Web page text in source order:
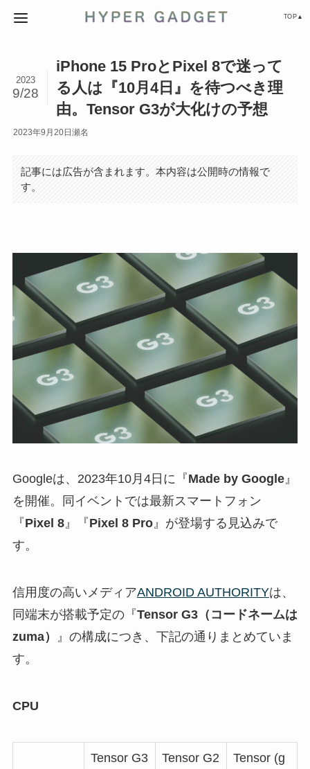
TOP▲
iPhone 15 ProとPixel 8で迷って
る人は『10月4日』を待つべき理
由。Tensor G3が大化けの予想
2023
9/28
2023年9月20日 瀬名
記事には広告が含まれます。本内容は公開時の情報で
す。
Googleは、2023年10月4日に『Made by Google』
を開催。同イベントでは最新スマートフォン
『Pixel 8』『Pixel 8 Pro』が登場する見込みで
す。
信用度の高いメディアANDROID AUTHORITYは、
同端末が搭載予定の『Tensor G3（コードネームは
zuma）
』の構成につき、下記の通りまとめていま
す。
CPU
Tensor G3
Tensor G2
Tensor (g